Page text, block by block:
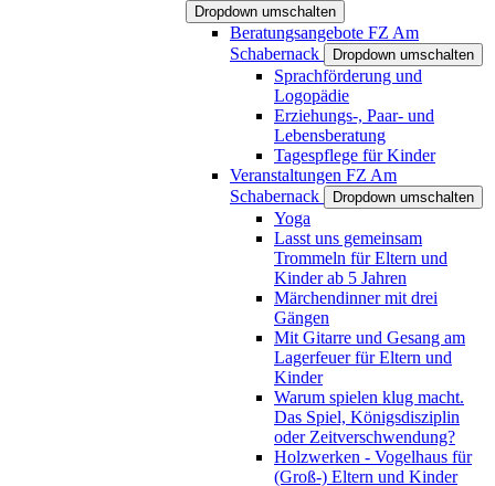
Dropdown umschalten
Beratungsangebote FZ Am
Schabernack
Dropdown umschalten
Sprachförderung und
Logopädie
Erziehungs-, Paar- und
Lebensberatung
Tagespflege für Kinder
Veranstaltungen FZ Am
Schabernack
Dropdown umschalten
Yoga
Lasst uns gemeinsam
Trommeln für Eltern und
Kinder ab 5 Jahren
Märchendinner mit drei
Gängen
Mit Gitarre und Gesang am
Lagerfeuer für Eltern und
Kinder
Warum spielen klug macht.
Das Spiel, Königsdisziplin
oder Zeitverschwendung?
Holzwerken - Vogelhaus für
(Groß-) Eltern und Kinder